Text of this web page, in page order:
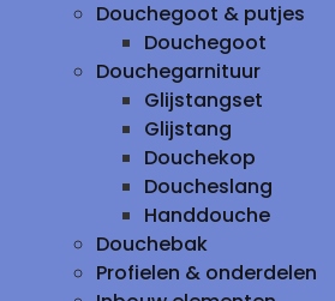
Douchegoot & putjes
Douchegoot
Douchegarnituur
Glijstangset
Glijstang
Douchekop
Doucheslang
Handdouche
Douchebak
Profielen & onderdelen